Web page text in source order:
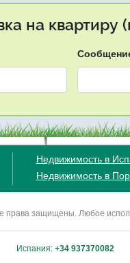
на квартиру
Недвижимость в
Недвижимость в
права защищены. Любое
Испания: +34 937370082